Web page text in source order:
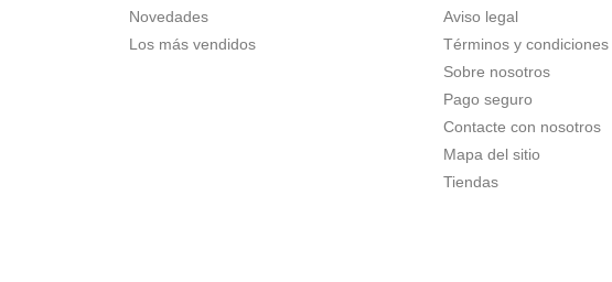
Novedades
Los más vendidos
Aviso legal
Términos y condiciones
Sobre nosotros
Pago seguro
Contacte con nosotros
Mapa del sitio
Tiendas